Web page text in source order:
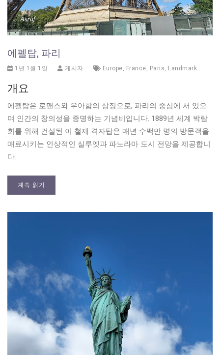
에펠탑, 파리
1년 1월 1일 게시자 Europe, France, Paris, Landmark
개요
에펠탑은 로맨스와 우아함의 상징으로, 파리의 중심에 서 있으
며 인간의 창의성을 증명하는 기념비입니다. 1889년 세계 박람
회를 위해 건설된 이 철제 격자탑은 매년 수백만 명의 방문객을
매료시키는 인상적인 실루엣과 파노라마 도시 전망을 제공합니
다.
계속 읽기